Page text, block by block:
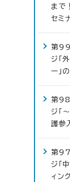
まで
セミ
第99
ジ「
ー」
第98
ジ「
護参
第97
ジ「
ィン